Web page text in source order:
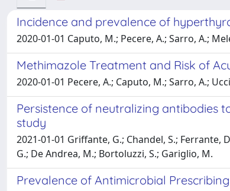
Incidence and prevalence of
2020-01-01 Caputo, M.; Pecere, A.; Sarro, A.;
Methimazole Treatment and Risk of
2020-01-01 Pecere, A.; Caputo, M.; Sarro, A.;
Persistence of neutralizing antibodies
study
2021-01-01 Griffante, G.; Chandel, S.; Ferrante,
G.; De Andrea, M.; Bortoluzzi, S.; Gariglio, M.
Prevalence of Antimicrobial